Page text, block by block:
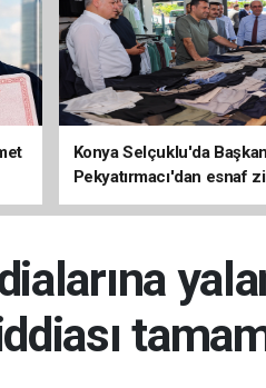
Konya Selçuklu'da Başkan
Pekyatırmacı'dan esnaf